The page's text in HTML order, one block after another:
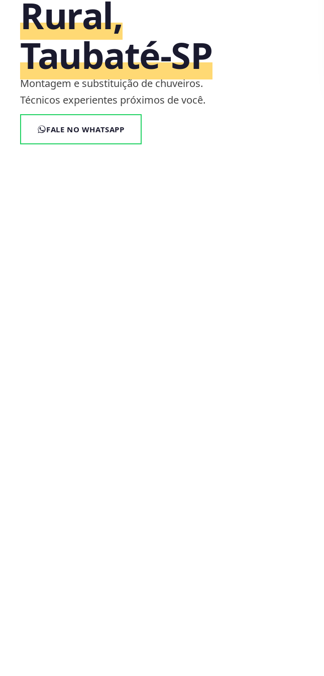
Rural,
Taubaté‑SP
Montagem e substituição de chuveiros.
Técnicos experientes próximos de você.
FALE NO WHATSAPP